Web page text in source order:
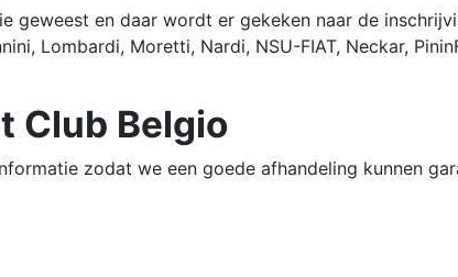
en daar wordt er gekeken naar de
Lombardi, Moretti, Nardi, NSU-FIAT, Neckar,
Club Belgio
zodat we een goede afhandeling kunnen